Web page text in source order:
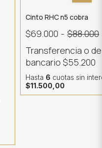
Cinto RHC n5 cobra
$69.000 - $88.000
Transferencia o
bancario$55.200
Hasta 6 cuotas sin
$11.500,00